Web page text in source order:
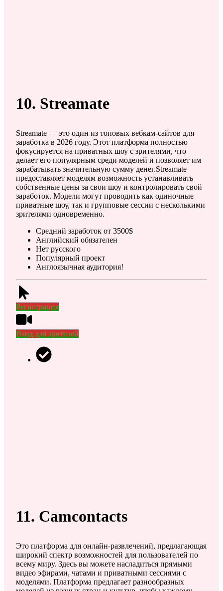
10. Streamate
Streamate — это один из топовых вебкам-сайтов для
заработка в 2026 году. Этот платформа полностью
фокусируется на приватных шоу с зрителями, что
делает его популярным среди моделей и позволяет им
зарабатывать значительную сумму денег.Streamate
предоставляет моделям возможность устанавливать
собственные цены за свои шоу и контролировать свой
заработок. Модели могут проводить как одиночные
приватные шоу, так и групповые сессии с несколькими
зрителями одновременно.
Средний заработок от 3500$
Английский обязателен
Нет русского
Популярный проект
Англоязычная аудитория!
Регистрация
Вход для зрителей
11. Camcontacts
Это платформа для онлайн-развлечений, предлагающая
широкий спектр возможностей для пользователей по
всему миру. Здесь вы можете насладиться прямыми
видео эфирами, чатами и приватными сессиями с
моделями. Платформа предлагает разнообразных